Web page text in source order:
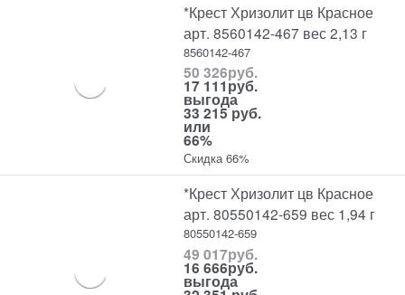
*Крест Хризолит цв Красное
арт. 8560142-467 вес 2,13 г
8560142-467
50 326руб.
17 111руб.
выгода
33 215 руб.
или
66%
Скидка 66%
*Крест Хризолит цв Красное
арт. 80550142-659 вес 1,94 г
80550142-659
49 017руб.
16 666руб.
выгода